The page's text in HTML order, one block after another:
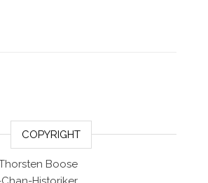
COPYRIGHT
Boose